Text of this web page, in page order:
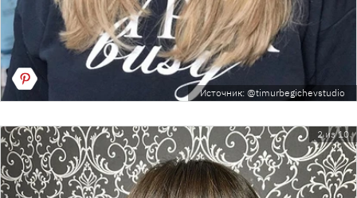
Источник: @timurbegichevstudio
2 из 10